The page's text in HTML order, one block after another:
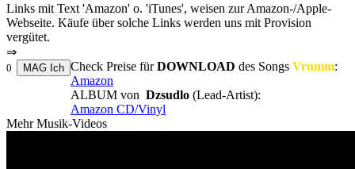
Links mit Text 'Amazon' o. 'iTunes', weisen zur Amazon-/Apple-
Webseite. Käufe über solche Links werden uns mit Provision
vergütet.
⇒
0 Check Preise fürDOWNLOAD des Songs Vrumm:
Amazon
ALBUM von Dzsudlo (Lead-Artist):
Amazon CD/Vinyl
Mehr Musik-Videos